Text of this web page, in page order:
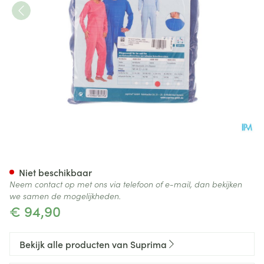
€ 94,90
Niet beschikbaar
Neem contact op met ons via telefoon of e-mail, dan bekijken
we samen de mogelijkheden.
Bekijk alle producten van Suprima